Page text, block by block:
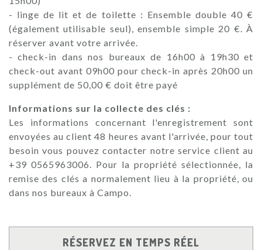
- linge de lit et de toilette : Ensemble double 40 €
(également utilisable seul), ensemble simple 20 €. À
réserver avant votre arrivée.
- check-in dans nos bureaux de 16h00 à 19h30 et
check-out avant 09h00 pour check-in après 20h00 un
supplément de 50,00 € doit être payé
Informations sur la collecte des clés :
Les informations concernant l'enregistrement sont
envoyées au client 48 heures avant l'arrivée, pour tout
besoin vous pouvez contacter notre service client au
+39 0565963006. Pour la propriété sélectionnée, la
remise des clés a normalement lieu à la propriété, ou
dans nos bureaux à Campo.
RÉSERVEZ EN TEMPS RÉEL